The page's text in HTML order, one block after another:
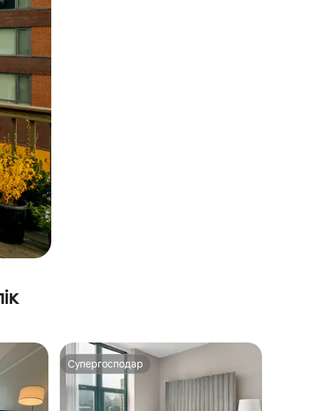
та гортання.
Супергосподар
Супергосподар